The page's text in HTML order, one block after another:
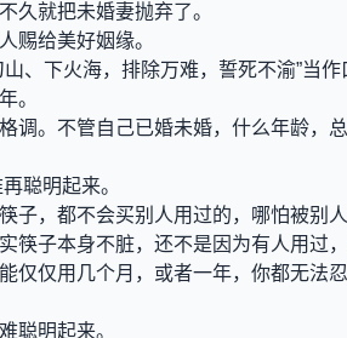
久就把未婚妻抛弃了。
赐给美好姻缘。
、下火海，排除万难，誓死不渝”当作
。
调。不管自己已婚未婚，什么年龄，
聪明起来。
子，都不会买别人用过的，哪怕被别
筷子本身不脏，还不是因为有人用过
仅仅用几个月，或者一年，你都无法
聪明起来。